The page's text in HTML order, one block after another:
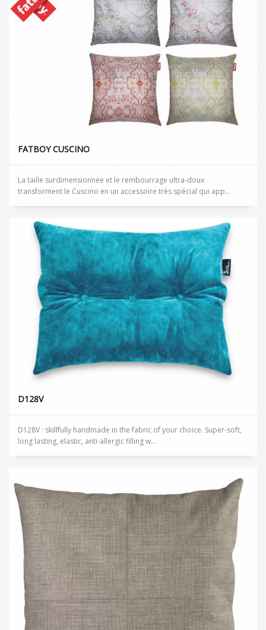
FATBOY CUSCINO
La taille surdimensionnée et le rembourrage ultra-doux
transforment le Cuscino en un accessoire très spécial qui app...
D128V
D128V : skillfully handmade in the fabric of your choice. Super-soft,
long lasting, elastic, anti-allergic filling w...